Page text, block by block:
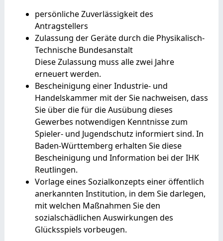
persönliche Zuverlässigkeit des
Antragstellers
Zulassung der Geräte durch die Physikalisch-
Technische Bundesanstalt
Diese Zulassung muss alle zwei Jahre
erneuert werden.
Bescheinigung einer Industrie- und
Handelskammer mit der Sie nachweisen, dass
Sie über die für die Ausübung dieses
Gewerbes notwendigen Kenntnisse zum
Spieler- und Jugendschutz informiert sind. In
Baden-Württemberg erhalten Sie diese
Bescheinigung und Information bei der IHK
Reutlingen.
Vorlage eines Sozialkonzepts einer öffentlich
anerkannten Institution, in dem Sie darlegen,
mit welchen Maßnahmen Sie den
sozialschädlichen Auswirkungen des
Glücksspiels vorbeugen.